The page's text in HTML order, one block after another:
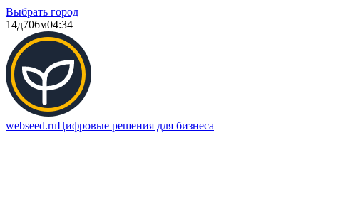
Выбрать город
14д706м04:34
webseed.ruЦифровые решения для бизнеса